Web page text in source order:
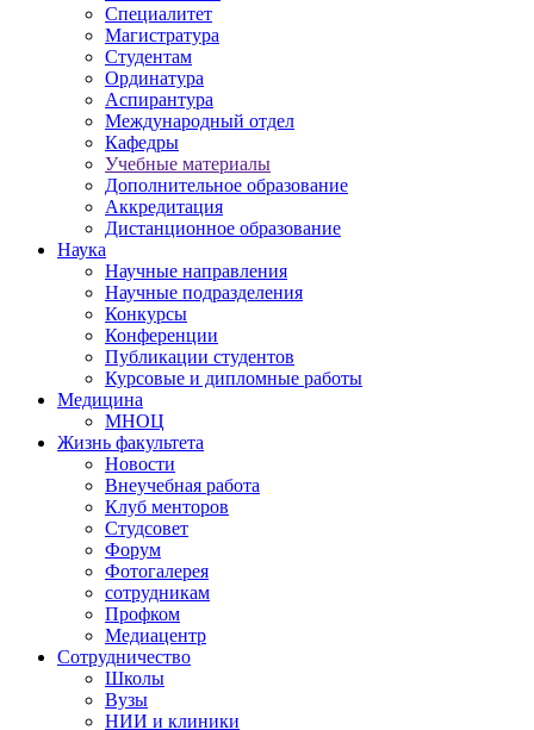
Специалитет
Магистратура
Студентам
Ординатура
Аспирантура
Международный отдел
Кафедры
Учебные материалы
Дополнительное образование
Аккредитация
Дистанционное образование
Наука
Научные направления
Научные подразделения
Конкурсы
Конференции
Публикации студентов
Курсовые и дипломные работы
Медицина
МНОЦ
Жизнь факультета
Новости
Внеучебная работа
Клуб менторов
Студсовет
Форум
Фотогалерея
сотрудникам
Профком
Медиацентр
Сотрудничество
Школы
Вузы
НИИ и клиники